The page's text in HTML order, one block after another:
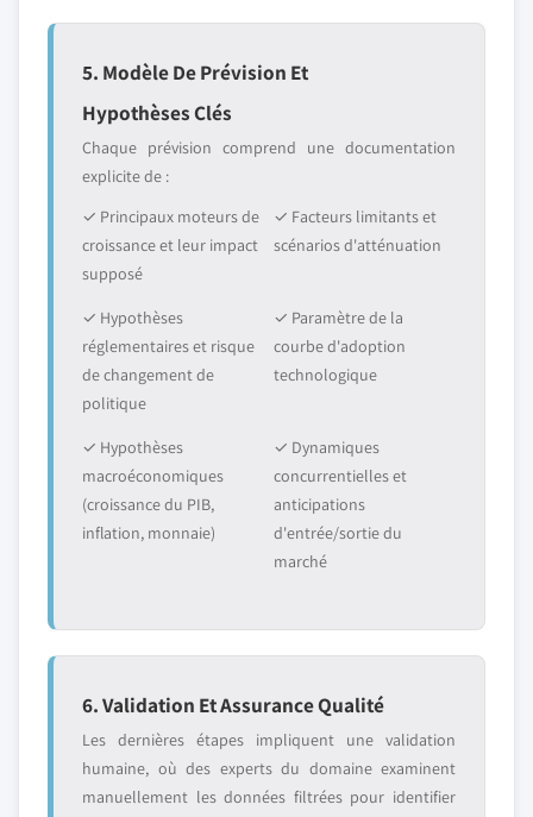
5. Modèle De Prévision Et
Hypothèses Clés
Chaque prévision comprend une documentation
explicite de :
✓ Principaux moteurs de
croissance et leur impact
supposé
✓ Facteurs limitants et
scénarios d'atténuation
✓ Hypothèses
réglementaires et risque
de changement de
politique
✓ Paramètre de la
courbe d'adoption
technologique
✓ Hypothèses
macroéconomiques
(croissance du PIB,
inflation, monnaie)
✓ Dynamiques
concurrentielles et
anticipations
d'entrée/sortie du
marché
6. Validation Et Assurance Qualité
Les dernières étapes impliquent une validation
humaine, où des experts du domaine examinent
manuellement les données filtrées pour identifier